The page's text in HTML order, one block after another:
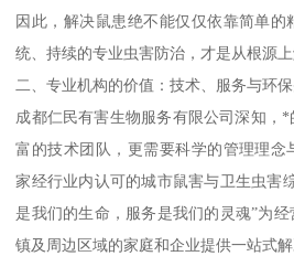
因此，解决鼠患绝不能仅仅依靠简单
统、持续的专业虫害防治，才是从根源上
二、专业机构的价值：技术、服务与环
成都仁民有害生物服务有限公司深知，
富的技术团队，更需要科学的管理理念
家经行业内认可的城市鼠害与卫生虫害
是我们的生命，服务是我们的灵魂”为
镇及周边区域的家庭和企业提供一站式解